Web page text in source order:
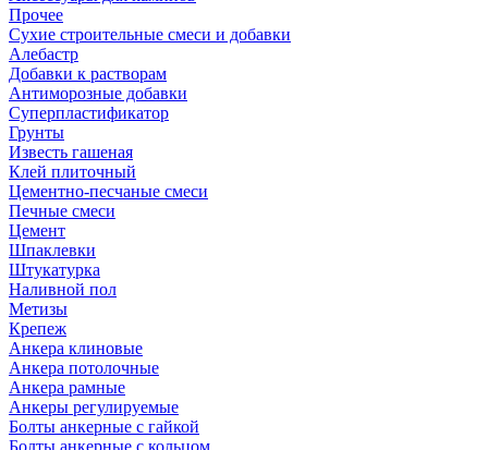
Прочее
Сухие строительные смеси и добавки
Алебастр
Добавки к растворам
Антиморозные добавки
Суперпластификатор
Грунты
Известь гашеная
Клей плиточный
Цементно-песчаные смеси
Печные смеси
Цемент
Шпаклевки
Штукатурка
Наливной пол
Метизы
Крепеж
Анкера клиновые
Анкера потолочные
Анкера рамные
Анкеры регулируемые
Болты анкерные с гайкой
Болты анкерные с кольцом